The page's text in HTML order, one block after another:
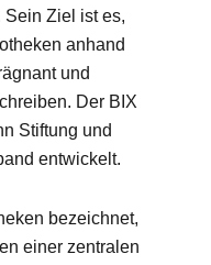
Ziel ist es,
anhand
und
Der BIX
Stiftung und
entwickelt.
bezeichnet,
einer zentralen